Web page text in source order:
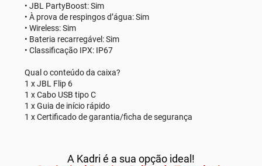
• JBL PartyBoost: Sim
• À prova de respingos d’água: Sim
• Wireless: Sim
• Bateria recarregável: Sim
• Classificação IPX: IP67
Qual o conteúdo da caixa?
1 x JBL Flip 6
1 x Cabo USB tipo C
1 x Guia de início rápido
1 x Certificado de garantia/ficha de segurança
A Kadri é a sua opção ideal!